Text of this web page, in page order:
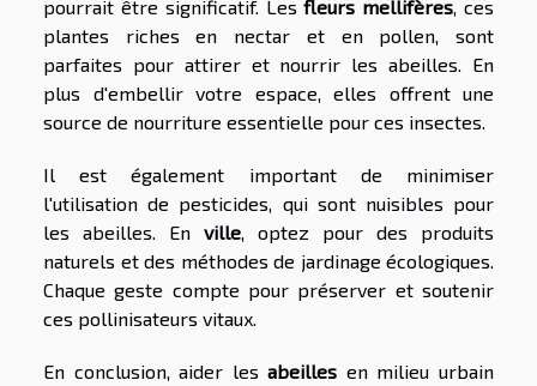
pourrait être significatif. Lesfleurs mellifères, ces
plantes riches en nectar et en pollen, sont
parfaites pour attirer et nourrir les abeilles. En
plus d'embellir votre espace, elles offrent une
source de nourriture essentielle pour ces insectes.
Il est également important de minimiser
l'utilisation de pesticides, qui sont nuisibles pour
les abeilles. En ville, optez pour des produits
naturels et des méthodes de jardinage écologiques.
Chaque geste compte pour préserver et soutenir
ces pollinisateurs vitaux.
En conclusion, aider lesabeilles en milieu urbain